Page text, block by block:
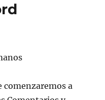
comenzaremos a